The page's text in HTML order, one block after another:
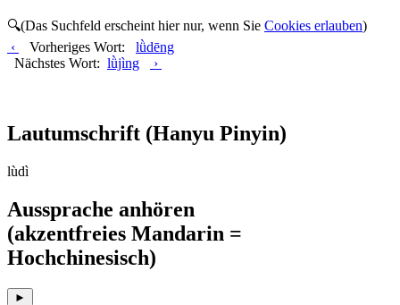
🔍(Das Suchfeld erscheint hier nur, wenn Sie Cookies erlauben)
‹
Vorheriges Wort: lǜdēng
Nächstes Wort: lǜjìng ›
Lautumschrift (Hanyu Pinyin)
lùdì
Aussprache anhören
(akzentfreies Mandarin =
Hochchinesisch)
►